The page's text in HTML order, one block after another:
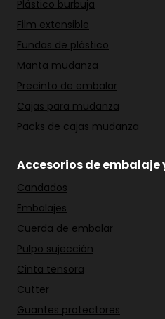
Plástico burbuja
Film extensible
Fundas de plástico
Manta mudanza
Precinto de embalar
Cajas para mudanza
Packs de cajas mudanza
Accesorios de
Candados
Embalajes
Cuerda de embalar
Pulpo sujección
Cinta tensora
Cutter
Guantes protectores